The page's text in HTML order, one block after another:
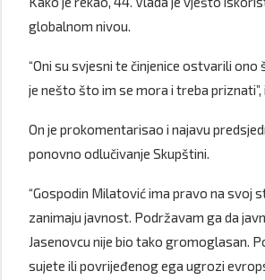
globalnom nivou.
“Oni su svjesni te činjenice ostvarili ono
je nešto što im se mora i treba
On je prokomentarisao i najavu
ponovno odlučivanje Skupštini.
“Gospodin Milatović ima pravo na svoj
zanimaju javnost. Podržavam ga da
Jasenovcu nije bio tako gromoglasan.
sujete ili povrijeđenog ega ugrozi